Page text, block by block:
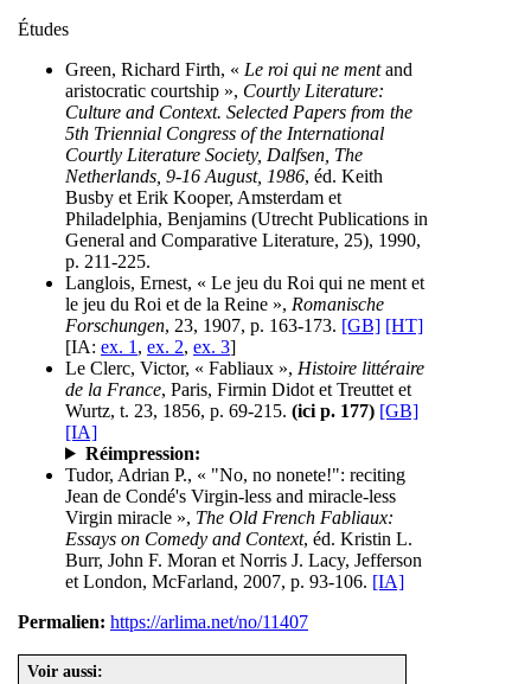
Études
Green, Richard Firth, « Le roi qui ne mentand
aristocratic courtship », Courtly Literature:
Culture and Context. Selected Papers from the
5th Triennial Congress of the International
Courtly Literature Society, Dalfsen, The
Netherlands, 9-16 August, 1986, éd. Keith
Busby et Erik Kooper, Amsterdam et
Philadelphia, Benjamins (Utrecht Publications in
General and Comparative Literature, 25), 1990,
p. 211-225.
Langlois, Ernest, « Le jeu du Roi qui ne ment et
le jeu du Roi et de la Reine », Romanische
Forschungen, 23, 1907, p. 163-173. [GB] [HT]
[IA: ex. 1 , ex. 2, ex. 3]
Le Clerc, Victor, « Fabliaux », Histoire littéraire
de la France, Paris, Firmin Didot et Treuttet et
Wurtz, t. 23, 1856, p. 69-215. (ici p. 177) [GB]
[IA]
Réimpression:
Tudor, Adrian P., « "No, no nonete!": reciting
Jean de Condé's Virgin-less and miracle-less
Virgin miracle », The Old French Fabliaux:
Essays on Comedy and Context, éd. Kristin L.
Burr, John F. Moran et Norris J. Lacy, Jefferson
et London, McFarland, 2007, p. 93-106. [IA]
Permalien: https://arlima.net/no/11407
Voir aussi: